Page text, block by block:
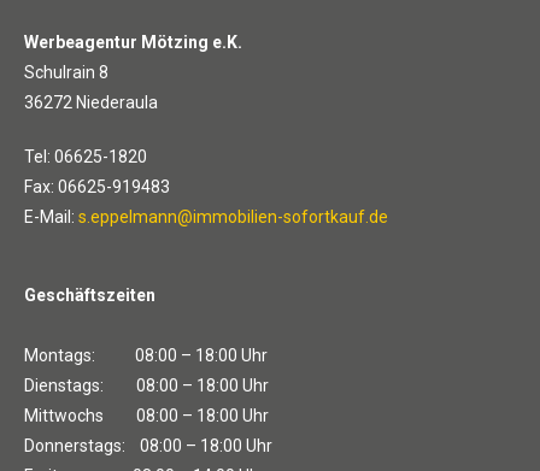
Werbeagentur Mötzing e.K.
Schulrain 8
36272 Niederaula
Tel: 06625-1820
Fax: 06625-919483
E-Mail: s.eppelmann@immobilien-sofortkauf.de
Geschäftszeiten
Montags: 08:00 – 18:00 Uhr
Dienstags: 08:00 – 18:00 Uhr
Mittwochs 08:00 – 18:00 Uhr
Donnerstags: 08:00 – 18:00 Uhr